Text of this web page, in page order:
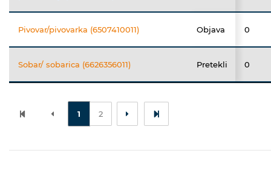
Pivovar/pivovarka (6507410011) Objava 0
Sobar/ sobarica (6626356011) Pretekli 0
1 2